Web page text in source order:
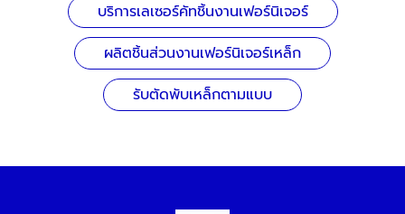
บริการเลเซอร์คัทชิ้นงานเฟอร์นิเจอร์
ผลิตชิ้นส่วนงานเฟอร์นิเจอร์เหล็ก
รับตัดพับเหล็กตามแบบ